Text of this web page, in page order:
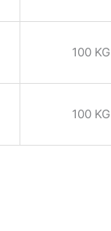
100 KG
100 KG